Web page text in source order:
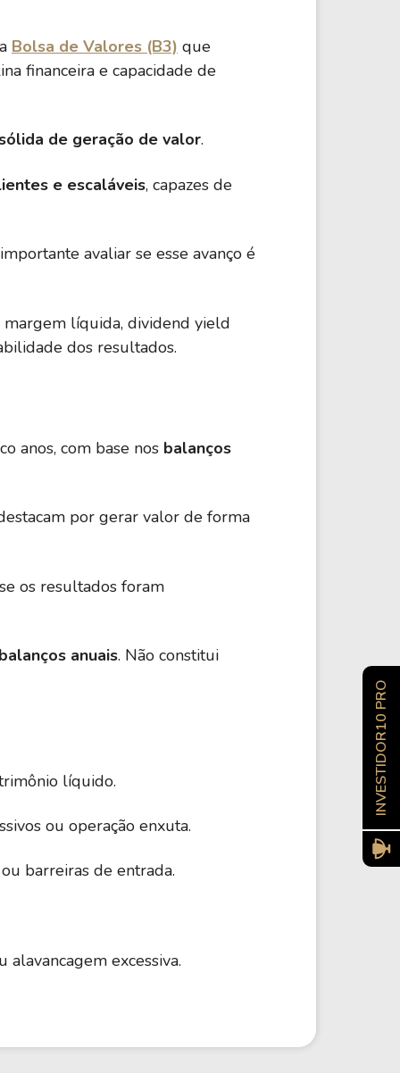
Bolsa de Valores (B3) que
financeira e capacidade de
de geração de valor.
e escaláveis, capazes de
avaliar se esse avanço é
margem líquida, dividend yield
dos resultados.
anos, com base nos balanços
por gerar valor de forma
os resultados foram
anuais. Não constitui
líquido.
ou operação enxuta.
barreiras de entrada.
excessiva.
INVESTIDOR10 PRO